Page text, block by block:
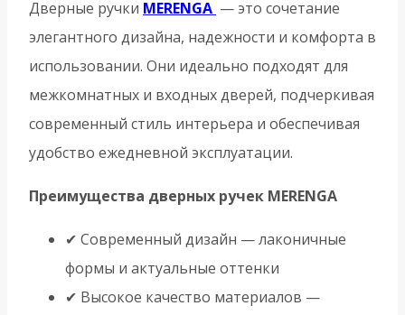
Дверные ручки MERENGA — это сочетание
элегантного дизайна, надежности и комфорта в
использовании. Они идеально подходят для
межкомнатных и входных дверей, подчеркивая
современный стиль интерьера и обеспечивая
удобство ежедневной эксплуатации.
Преимущества дверных ручек MERENGA
✔ Современный дизайн — лаконичные
формы и актуальные оттенки
✔ Высокое качество материалов —